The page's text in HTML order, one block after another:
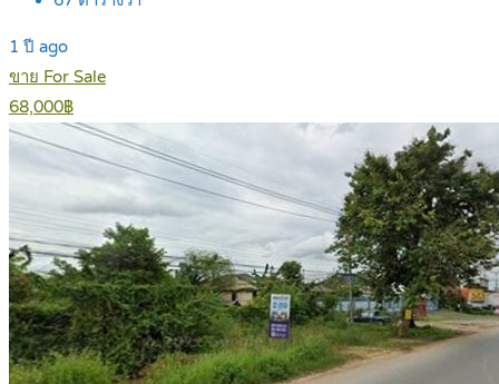
1 ปี ago
ขาย For Sale
68,000฿